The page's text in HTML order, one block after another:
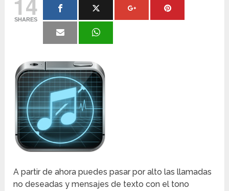
SHARES
A partir de ahora puedes pasar por alto las llamadas
no deseadas y mensajes de texto con el tono